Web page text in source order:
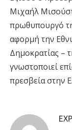
Μιχαήλ
πρωθυπουργό
αφορμή την
Δημοκρατίας –
γνωστοποιεί
πρεσβεία στην